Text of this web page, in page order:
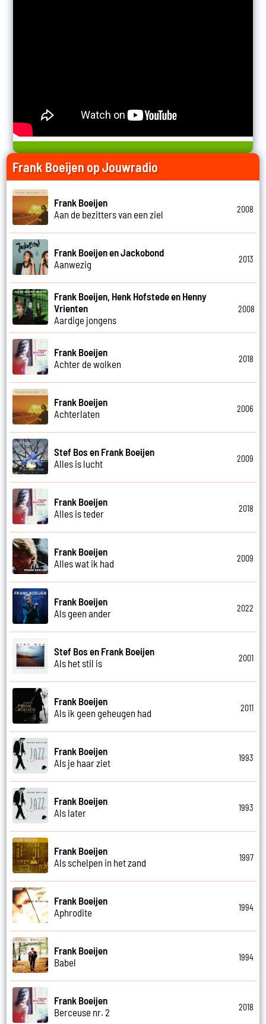
Frank Boeijen op Jouwradio
Frank Boeijen
Aan de bezitters van een ziel
2008
Frank Boeijen en Jackobond
Aanwezig
2013
Frank Boeijen, Henk Hofstede en Henny
Vrienten
Aardige jongens
2008
Frank Boeijen
Achter de wolken
2018
Frank Boeijen
Achterlaten
2006
Stef Bos en Frank Boeijen
Alles is lucht
2009
Frank Boeijen
Alles is teder
2018
Frank Boeijen
Alles wat ik had
2009
Frank Boeijen
Als geen ander
2022
Stef Bos en Frank Boeijen
Als het stil is
2001
Frank Boeijen
Als ik geen geheugen had
2011
Frank Boeijen
Als je haar ziet
1993
Frank Boeijen
Als later
1993
Frank Boeijen
Als schelpen in het zand
1997
Frank Boeijen
Aphrodite
1994
Frank Boeijen
Babel
1994
Frank Boeijen
Berceuse nr. 2
2018